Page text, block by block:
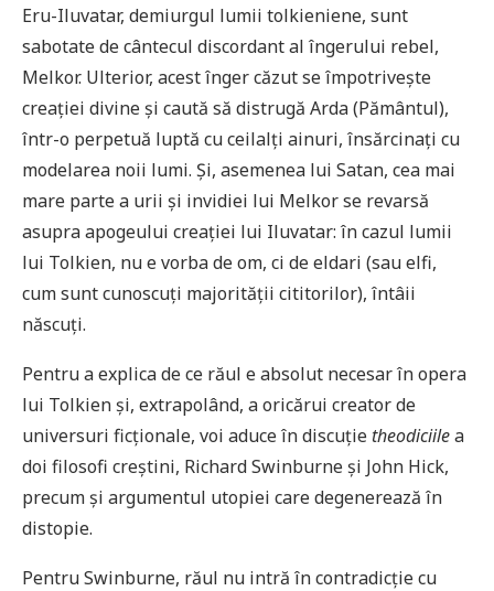
Eru-Iluvatar, demiurgul lumii tolkieniene, sunt
sabotate de cântecul discordant al îngerului rebel,
Melkor. Ulterior, acest înger căzut se împotrivește
creației divine și caută să distrugă Arda (Pământul),
într-o perpetuă luptă cu ceilalți ainuri, însărcinați cu
modelarea noii lumi. Și, asemenea lui Satan, cea mai
mare parte a urii și invidiei lui Melkor se revarsă
asupra apogeului creației lui Iluvatar: în cazul lumii
lui Tolkien, nu e vorba de om, ci de eldari (sau elfi,
cum sunt cunoscuți majorității cititorilor), întâii
născuți.
Pentru a explica de ce răul e absolut necesar în opera
lui Tolkien și, extrapolând, a oricărui creator de
universuri ficționale, voi aduce în discuție theodiciilea
doi filosofi creștini, Richard Swinburne și John Hick,
precum și argumentul utopiei care degenerează în
distopie.
Pentru Swinburne, răul nu intră în contradicție cu